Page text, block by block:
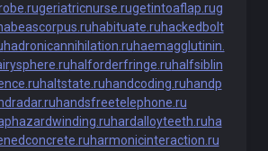
geriatricnurse.rugetintoaflap.rug
habituate.ruhackedbolt
hadronicannihilation.ruhaemagglutinin.
halforderfringe.ruhalfsiblin
haltstate.ruhandcoding.ruhandp
handsfreetelephone.ru
hardalloyteeth.ruha
harmonicinteraction.ru